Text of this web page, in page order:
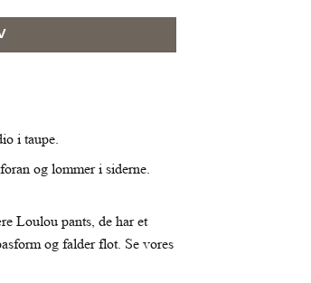
i taupe.
og lommer i siderne.
Loulou pants, de har et
og falder flot. Se vores